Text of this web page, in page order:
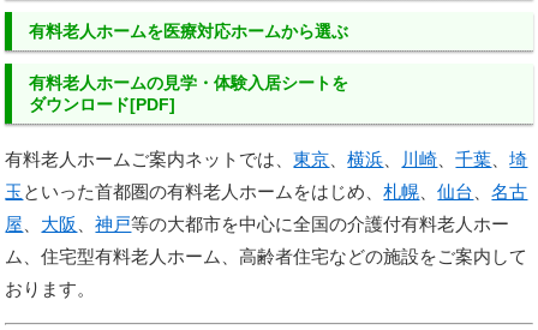
有料老人ホームを医療対応ホームから選ぶ
有料老人ホームの見学・体験入居シートを
ダウンロード[PDF]
有料老人ホームご案内ネットでは、東京 、横浜 川崎 、千葉 、埼
玉 といった首都圏の有料老人ホームをはじめ、札幌 、仙台 、名古
屋
大阪 、神戸等の大都市を中心に全国の介護付有料老人ホー
ム、住宅型有料老人ホーム、高齢者住宅などの施設をご案内して
おります。